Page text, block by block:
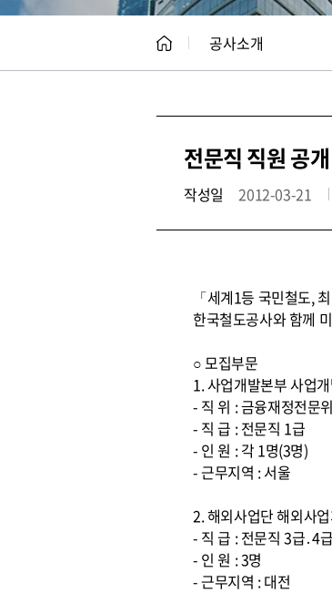
공사소개
전문직 직원 공
작성일 2012-03-21
「세계1등 국민철도,
한국철도공사와 함께
○ 모집부문
1. 사업개발본부 사업
- 직 위 : 금융재정전문
- 직 급 : 전문직 1급
- 인 원 : 각 1명(3명)
- 근무지역 : 서울
2. 해외사업단 해외사
- 직 급 : 전문직 3급․4
- 인 원 : 3명
- 근무지역 : 대전